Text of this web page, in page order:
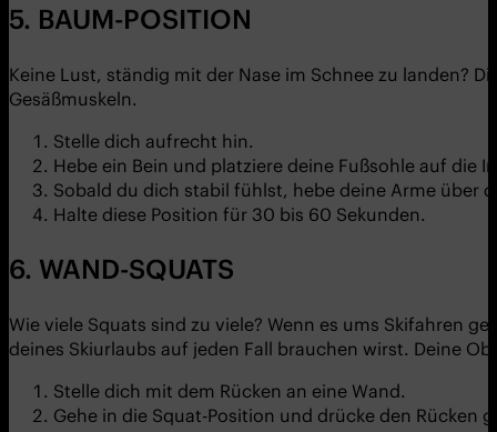
5. BAUM-POSITION
Keine Lust, ständig mit der Nase im Schnee zu landen?
Gesäßmuskeln.
Stelle dich aufrecht hin.
Hebe ein Bein und platziere deine Fußsohle auf die
Sobald du dich stabil fühlst, hebe deine Arme über
Halte diese Position für 30 bis 60 Sekunden.
6. WAND-SQUATS
Wie viele Squats sind zu viele? Wenn es ums Skifahren
deines Skiurlaubs auf jeden Fall brauchen wirst. Deine
Stelle dich mit dem Rücken an eine Wand.
Gehe in die Squat-Position und drücke den Rücken